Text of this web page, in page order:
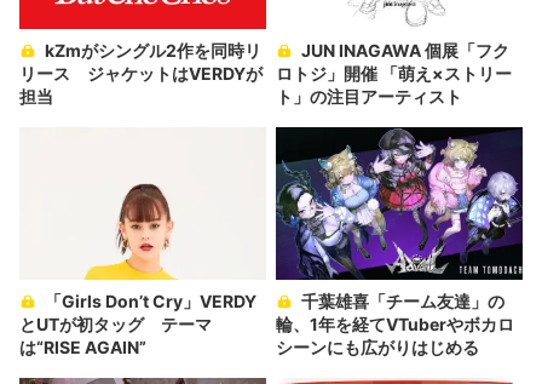
リース ジャケットはVERDYが
担当
ロトジ」開催 「萌え×ストリー
ト」の注目アーティスト
とUTが初タッグ テーマ
は“RISE AGAIN”
輪、1年を経てVTuberやボカロ
シーンにも広がりはじめる